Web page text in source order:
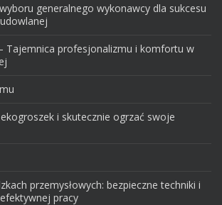
generalnego wykonawcy dla sukcesu
Tajemnica profesjonalizmu i komfortu w
i skutecznie ogrzać swoje
przemysłowych: bezpieczne techniki i
pracy